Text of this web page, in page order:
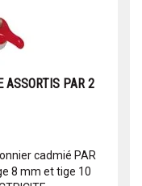
ASSORTIS PAR 2
cadmié PAR
8 mm et tige 10